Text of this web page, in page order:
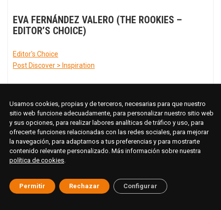
EVA FERNÁNDEZ VALERO (THE ROOKIES –
EDITOR’S CHOICE)
Editor's Choice
Post Discover > Inspiration
+ Info 2024
Usamos cookies, propias y de terceros, necesarias para que nuestro
sitio web funcione adecuadamente, para personalizar nuestro sitio web
y sus opciones, para realizar labores analíticas de tráfico y uso, para
ofrecerte funciones relacionadas con las redes sociales, para mejorar
la navegación, para adaptarnos a tus preferencias y para mostrarte
contenido relevante personalizado. Más información sobre nuestra
política de cookies.
Permitir Rechazar Configurar